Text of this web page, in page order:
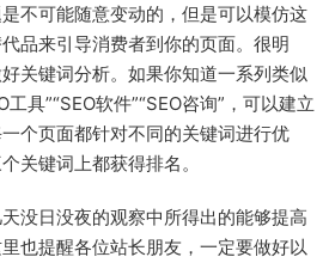
可能随意变动的，但是可以模仿这
品来引导消费者到你的页面。很明
关键词分析。如果你知道一系列类似
具”“SEO软件”“SEO咨询”，可以建立
个页面都针对不同的关键词进行优
关键词上都获得排名。
日没夜的观察中所得出的能够提高
也提醒各位站长朋友，一定要做好以